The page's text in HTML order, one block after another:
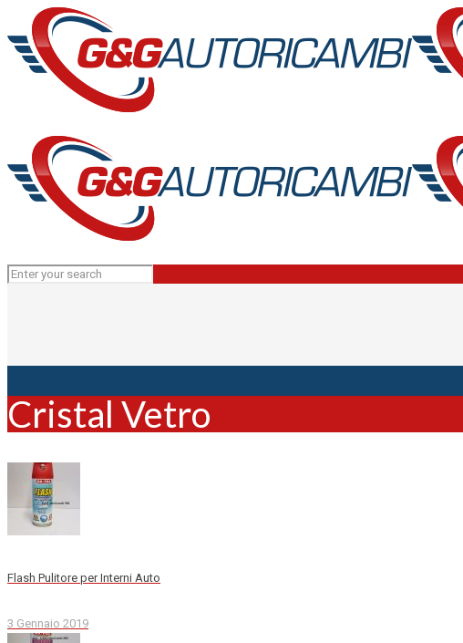
Cristal Vetro
Flash Pulitore per Interni Auto
3 Gennaio 2019